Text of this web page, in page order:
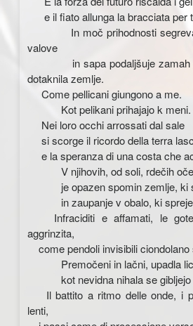
e il fiato allunga la bracciata per
In moč prihodnosti segreva
valove
in sapa podaljšuje zamah
dotaknila zemlje.
Come pellicani giungono a me.
Kot pelikani prihajajo k meni.
Nei loro occhi arrossati dal sale
si scorge il ricordo della terra
e la speranza di una costa che
V njihovih, od soli, rdečih
je opazen spomin zemlje, ki
in zaupanje v obalo, ki
Infraciditi e affamati, le
aggrinzita,
come pendoli invisibili ciondolano
Premočeni in lačni, upadla
kot nevidna nihala se gibljejo
Il battito a ritmo delle onde, i
lenti,